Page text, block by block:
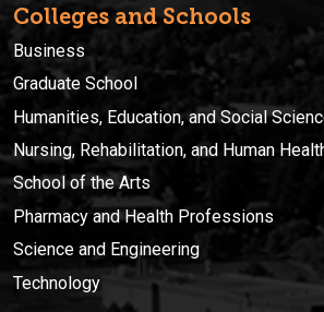
Colleges and Schools
Business
Graduate School
Humanities, Education, and Social
Nursing, Rehabilitation, and Human
School of the Arts
Pharmacy and Health Professions
Science and Engineering
Technology